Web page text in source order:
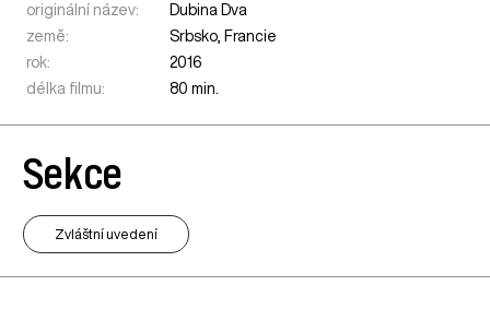
originální název:
Dubina Dva
země:
Srbsko, Francie
rok:
2016
délka filmu:
80 min.
Sekce
Zvláštní uvedení